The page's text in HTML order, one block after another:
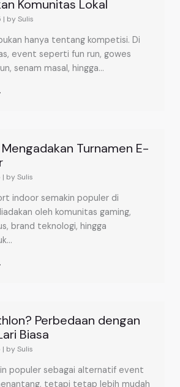
Komunitas Lokal
| by Sulis
hanya tentang kompetisi. Di
event seperti fun run, gowes
senam masal, hingga...
Turnamen E-
| by Sulis
indoor semakin populer di
oleh komunitas gaming,
brand teknologi, hingga
Perbedaan dengan
Biasa
| by Sulis
populer sebagai alternatif event
tetapi tetap lebih mudah